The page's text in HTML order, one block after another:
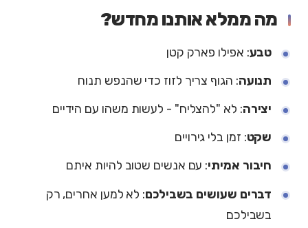
מה ממלא אותנו מחדש?
טבע: אפילו פארק קטן
תנועה: הגוף צריך לזוז כדי שהנפש תנוח
יצירה: לא "להצליח" - לעשות משהו עם הידיים
שקט: זמן בלי גירויים
חיבור אמיתי: עם אנשים שטוב להיות איתם
דברים שעושים בשבילכם: לא למען אחרים, רק
בשבילכם